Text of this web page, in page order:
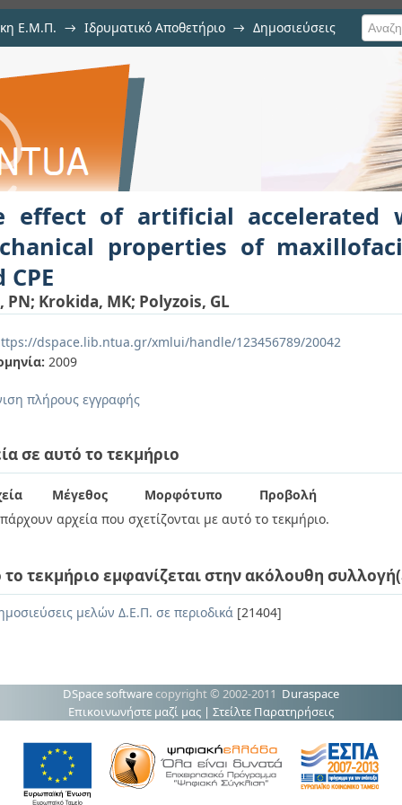
Ε.Μ.Π. → Ιδρυματικό Αποθετήριο → Δημοσιεύσεις
accelerated weathering on the
PDMS and CPE
effect of artificial accelerated
properties of
CPE
PN; Krokida, MK; Polyzois, GL
dspace.lib.ntua.gr/xmlui/handle/123456789/20042
2009
πλήρους εγγραφής
σε αυτό το τεκμήριο
Μέγεθος Μορφότυπο
Προβολή
αρχεία που σχετίζονται με αυτό το τεκμήριο.
το τεκμήριο εμφανίζεται στην ακόλουθη
μελών Δ.Ε.Π. σε περιοδικά [21404]
DSpace software copyright © 2002-2011 Duraspace
Επικοινωνήστε μαζί μας | Στείλτε Παρατηρήσεις